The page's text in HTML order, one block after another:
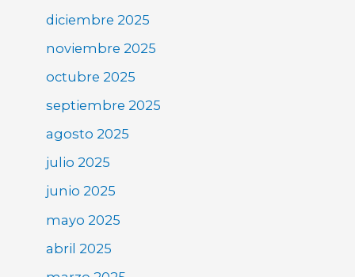
diciembre 2025
noviembre 2025
octubre 2025
septiembre 2025
agosto 2025
julio 2025
junio 2025
mayo 2025
abril 2025